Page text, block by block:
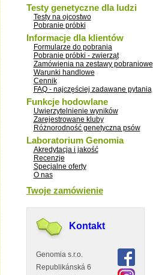
Testy genetyczne dla ludzi
Testy na ojcostwo
Pobranie próbki
Informacje dla klientów
Formularze do pobrania
Pobranie próbki - zwierząt
Zamówienia na zestawy pobraniowe
Warunki handlowe
Cennik
FAQ - najczęściej zadawane pytania
Funkcje hodowlane
Uwierzytelnienie wyników
Zarejestrowane kluby
Różnorodność genetyczna psów
Laboratorium Genomia
Akredytacja i jakość
Recenzje
Specjalne oferty
O nas
Twoje zamówienie
Kontakt
Genomia s.r.o.
Republikánská 6